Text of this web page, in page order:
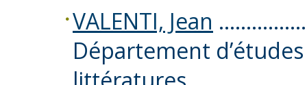
VALENTI, Jean
Département